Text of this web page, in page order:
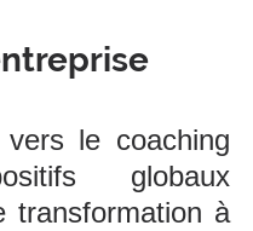
le coaching
globaux
transformation à